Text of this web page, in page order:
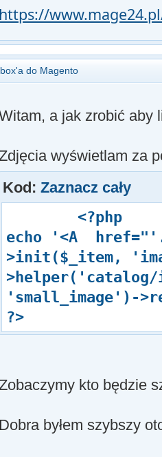
https://
do Magento
a jak zrobić aby
wyświetlam za
Kod:Zaznacz cały
<?php
echo '<A
>init($_item,
'small_image')-
?>
kto będzie
Dobra byłem szybszy